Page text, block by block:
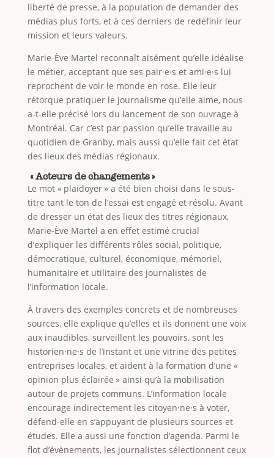
liberté de presse, à la population de demander des
médias plus forts, et à ces derniers de redéfinir leur
mission et leurs valeurs.
Marie-Ève Martel reconnaît aisément qu’elle idéalise
le métier, acceptant que ses pair·e·s et ami·e·s lui
reprochent de voir le monde en rose. Elle leur
rétorque pratiquer le journalisme qu’elle aime, nous
a-t-elle précisé lors du lancement de son ouvrage à
Montréal. Car c’est par passion qu’elle travaille au
quotidien de Granby, mais aussi qu’elle fait cet état
des lieux des médias régionaux.
« Acteurs de changements »
Le mot « plaidoyer » a été bien choisi dans le sous-
titre tant le ton de l’essai est engagé et résolu. Avant
de dresser un état des lieux des titres régionaux,
Marie-Ève Martel a en effet estimé crucial
d’expliquer les différents rôles social, politique,
démocratique, culturel, économique, mémoriel,
humanitaire et utilitaire des journalistes de
l’information locale.
À travers des exemples concrets et de nombreuses
sources, elle explique qu’elles et ils donnent une voix
aux inaudibles, surveillent les pouvoirs, sont les
historien·ne·s de l’instant et une vitrine des petites
entreprises locales, et aident à la formation d’une «
opinion plus éclairée » ainsi qu’à la mobilisation
autour de projets communs. L’information locale
encourage indirectement les citoyen·ne·s à voter,
défend-elle en s’appuyant de plusieurs sources et
études. Elle a aussi une fonction d’agenda. Parmi le
flot d’évènements, les journalistes sélectionnent ceux